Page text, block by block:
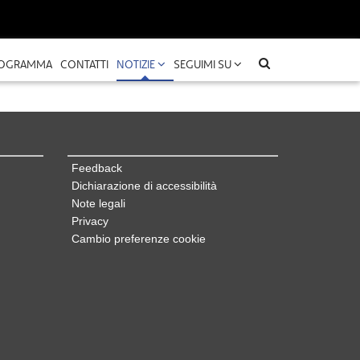
CONTATTI NOTIZIE SEGUIMI SU
Feedback
Dichiarazione di accessibilità
Note legali
Privacy
Cambio preferenze cookie